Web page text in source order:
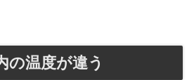
の温度が違う